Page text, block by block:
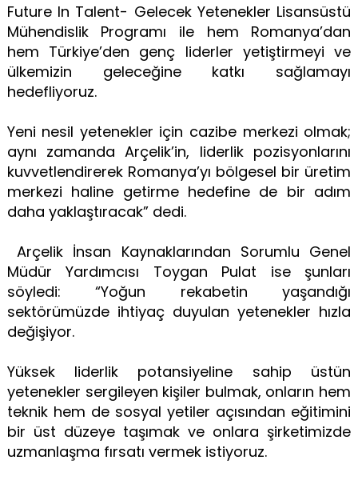
Future In Talent- Gelecek Yetenekler Lisansüstü
Mühendislik Programı ile hem Romanya’dan
hem Türkiye’den genç liderler yetiştirmeyi ve
ülkemizin geleceğine katkı sağlamayı
hedefliyoruz.
Yeni nesil yetenekler için cazibe merkezi olmak;
aynı zamanda Arçelik’in, liderlik pozisyonlarını
kuvvetlendirerek Romanya’yı bölgesel bir üretim
merkezi haline getirme hedefine de bir adım
daha yaklaştıracak” dedi.
Arçelik İnsan Kaynaklarından Sorumlu Genel
Müdür Yardımcısı Toygan Pulat ise şunları
söyledi: “Yoğun rekabetin yaşandığı
sektörümüzde ihtiyaç duyulan yetenekler hızla
değişiyor.
Yüksek liderlik potansiyeline sahip üstün
yetenekler sergileyen kişiler bulmak, onların hem
teknik hem de sosyal yetiler açısından eğitimini
bir üst düzeye taşımak ve onlara şirketimizde
uzmanlaşma fırsatı vermek istiyoruz.